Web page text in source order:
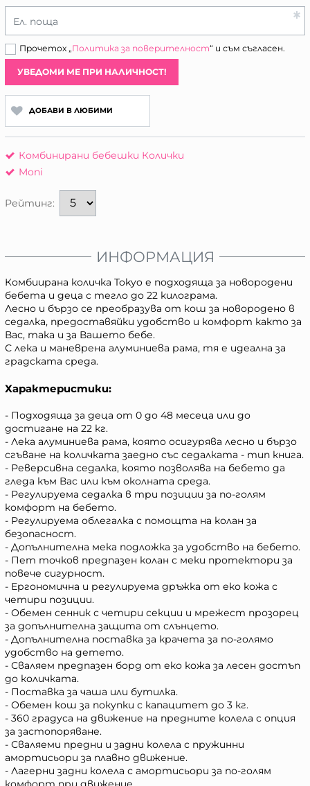
Ел. поща
Прочетох „Политика за поверителност“ и съм съгласен.
УВЕДОМИ МЕ ПРИ НАЛИЧНОСТ!
ДОБАВИ В ЛЮБИМИ
Комбинирани бебешки Колички
Moni
Рейтинг:
ИНФОРМАЦИЯ
Комбиирана количка Tokyo е подходяща за новородени
бебета и деца с тегло до 22 килограма.
Лесно и бързо се преобразува от кош за новородено в
седалка, предоставяйки удобство и комфорт както за
Вас, така и за Вашето бебе.
С лека и маневрена алуминиева рама, тя е идеална за
градската среда.
Характеристики:
- Подходяща за деца от 0 до 48 месеца или до
достигане на 22 кг.
- Лека алуминиева рама, която осигурява лесно и бързо
сгъване на количката заедно със седалката - тип книга.
- Реверсивна седалка, която позволява на бебето да
гледа към Вас или към околната среда.
- Регулируема седалка в три позиции за по-голям
комфорт на бебето.
- Регулируема облегалка с помощта на колан за
безопасност.
- Допълнителна мека подложка за удобство на бебето.
- Пет точков предпазен колан с меки протектори за
повече сигурност.
- Ергономична и регулируема дръжка от еко кожа с
четири позиции.
- Обемен сенник с четири секции и мрежест прозорец
за допълнителна защита от слънцето.
- Допълнителна поставка за крачета за по-голямо
удобство на детето.
- Сваляем предпазен борд от еко кожа за лесен достъп
до количката.
- Поставка за чаша или бутилка.
- Обемен кош за покупки с капацитет до 3 кг.
- 360 градуса на движение на предните колела с опция
за застопоряване.
- Сваляеми предни и задни колела с пружинни
амортисьори за плавно движение.
- Лагерни задни колела с амортисьори за по-голям